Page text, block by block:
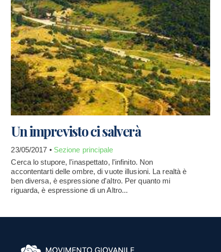
Un imprevisto ci salverà
23/05/2017 • Sezione principale
Cerca lo stupore, l'inaspettato, l'infinito. Non
accontentarti delle ombre, di vuote illusioni. La realtà è
ben diversa, è espressione d'altro. Per quanto mi
riguarda, è espressione di un Altro...